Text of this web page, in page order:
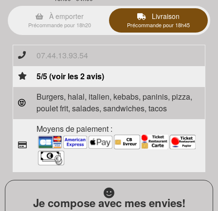
À emporter
Précommande pour 18h20
Livraison
Précommande pour 18h45
07.44.13.93.54
5/5 (voir les 2 avis)
Burgers, halal, italien, kebabs, paninis, pizza,
poulet frit, salades, sandwiches, tacos
Moyens de paiement :
Je compose avec mes envies!